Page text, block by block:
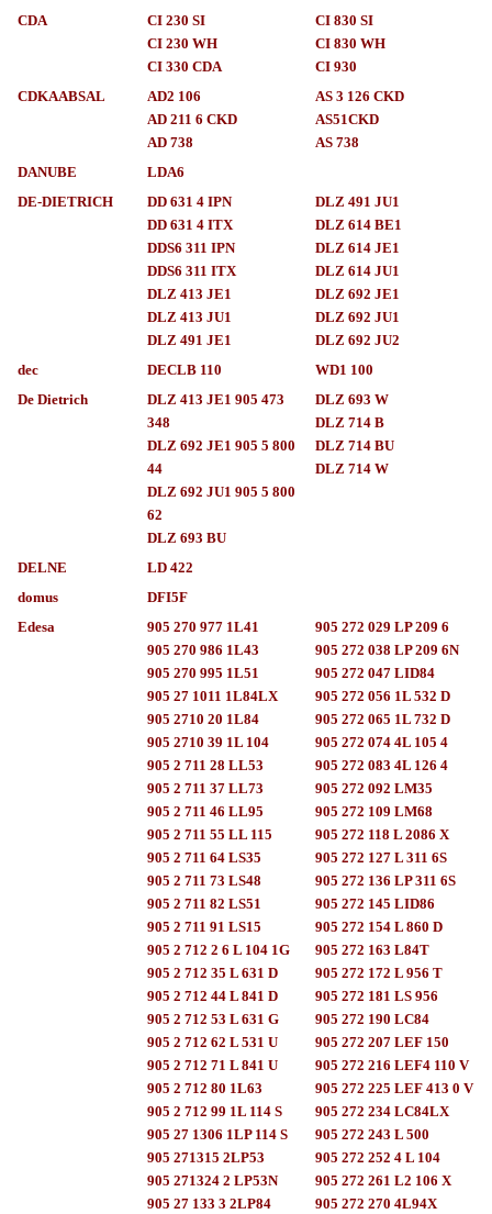
CDA
CI 230 SI
CI 230 WH
CI 330 CDA
CI 830 SI
CI 830 WH
CI 930
CDKAABSAL
AD2 106
AD 211 6 CKD
AD 738
AS 3 126 CKD
AS51CKD
AS 738
DANUBE
LDA6
DE-DIETRICH
DD 631 4 IPN
DD 631 4 ITX
DDS6 311 IPN
DDS6 311 ITX
DLZ 413 JE1
DLZ 413 JU1
DLZ 491 JE1
DLZ 491 JU1
DLZ 614 BE1
DLZ 614 JE1
DLZ 614 JU1
DLZ 692 JE1
DLZ 692 JU1
DLZ 692 JU2
dec
DECLB 110
WD1 100
De Dietrich
DLZ 413 JE1 905 473
348
DLZ 692 JE1 905 5 800
44
DLZ 692 JU1 905 5 800
62
DLZ 693 BU
DLZ 693 W
DLZ 714 B
DLZ 714 BU
DLZ 714 W
DELNE
LD 422
domus
DFI5F
Edesa
905 270 977 1L41
905 270 986 1L43
905 270 995 1L51
905 27 1011 1L84LX
905 2710 20 1L84
905 2710 39 1L 104
905 2 711 28 LL53
905 2 711 37 LL73
905 2 711 46 LL95
905 2 711 55 LL 115
905 2 711 64 LS35
905 2 711 73 LS48
905 2 711 82 LS51
905 2 711 91 LS15
905 2 712 2 6 L 104 1G
905 2 712 35 L 631 D
905 2 712 44 L 841 D
905 2 712 53 L 631 G
905 2 712 62 L 531 U
905 2 712 71 L 841 U
905 2 712 80 1L63
905 2 712 99 1L 114 S
905 27 1306 1LP 114 S
905 271315 2LP53
905 271324 2 LP53N
905 27 133 3 2LP84
905 272 029 LP 209 6
905 272 038 LP 209 6N
905 272 047 LID84
905 272 056 1L 532 D
905 272 065 1L 732 D
905 272 074 4L 105 4
905 272 083 4L 126 4
905 272 092 LM35
905 272 109 LM68
905 272 118 L 2086 X
905 272 127 L 311 6S
905 272 136 LP 311 6S
905 272 145 LID86
905 272 154 L 860 D
905 272 163 L84T
905 272 172 L 956 T
905 272 181 LS 956
905 272 190 LC84
905 272 207 LEF 150
905 272 216 LEF4 110 V
905 272 225 LEF 413 0 V
905 272 234 LC84LX
905 272 243 L 500
905 272 252 4 L 104
905 272 261 L2 106 X
905 272 270 4L94X